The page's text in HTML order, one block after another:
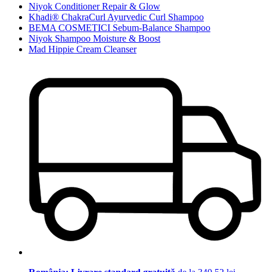
Niyok Conditioner Repair & Glow
Khadi® ChakraCurl Ayurvedic Curl Shampoo
BEMA COSMETICI Sebum-Balance Shampoo
Niyok Shampoo Moisture & Boost
Mad Hippie Cream Cleanser